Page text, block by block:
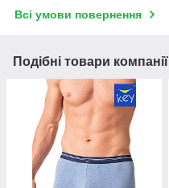
Всі умови повернення
Подібні товари компанії